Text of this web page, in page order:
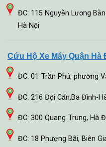
ĐC: 115 Nguyễn Lương
Hà Nội
Cứu Hộ Xe Máy Quận Hà
ĐC: 01 Trần Phú, phường
ĐC: 216 Đội Cấn,Ba Đình-
ĐC: 300 Quang Trung, Hà
ĐC: 18 Phượng Bãi, Biên